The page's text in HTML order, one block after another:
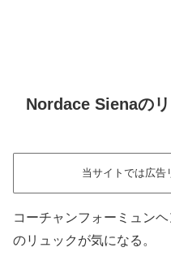
Nordace Sienaの
当サイトでは広告
コーチャンフォーミュン
のリュックが気になる。